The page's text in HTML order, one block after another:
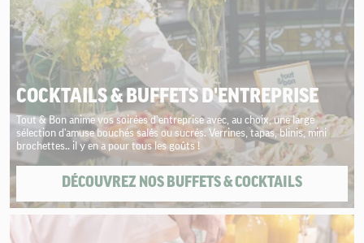
COCKTAILS & BUFFETS D'ENTREPRISE
Tout & Bon anime vos soirées d’entreprise avec, au choix, une large
sélection d'amuse bouchés salés ou sucrés. Verrines, tapas, blinis, mini
brochettes.. il y en a pour tous les goûts !
DÉCOUVREZ NOS BUFFETS & COCKTAILS